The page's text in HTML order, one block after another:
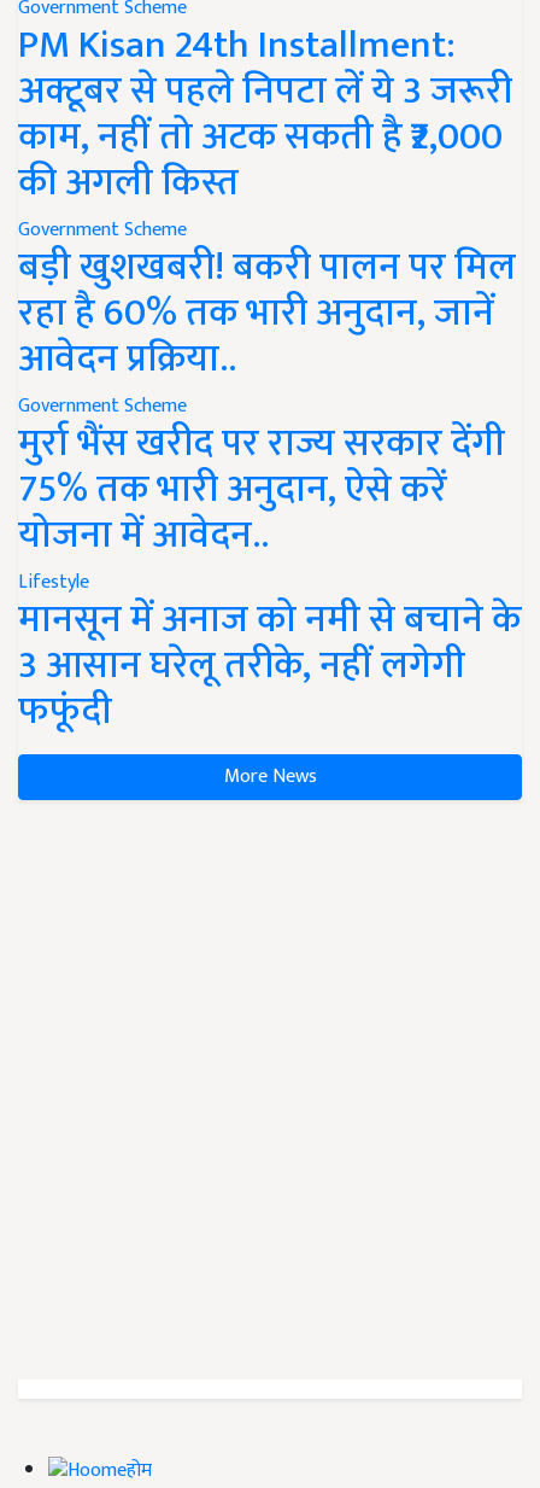
Government Scheme
PM Kisan 24th Installment:
अक्टूबर से पहले निपटा लें ये 3 जरूरी
काम, नहीं तो अटक सकती है ₹2,000
की अगली किस्त
Government Scheme
बड़ी खुशखबरी! बकरी पालन पर मिल
रहा है 60% तक भारी अनुदान, जानें
आवेदन प्रक्रिया..
Government Scheme
मुर्रा भैंस खरीद पर राज्य सरकार देंगी
75% तक भारी अनुदान, ऐसे करें
योजना में आवेदन..
Lifestyle
मानसून में अनाज को नमी से बचाने के
3 आसान घरेलू तरीके, नहीं लगेगी
फफूंदी
More News
होम